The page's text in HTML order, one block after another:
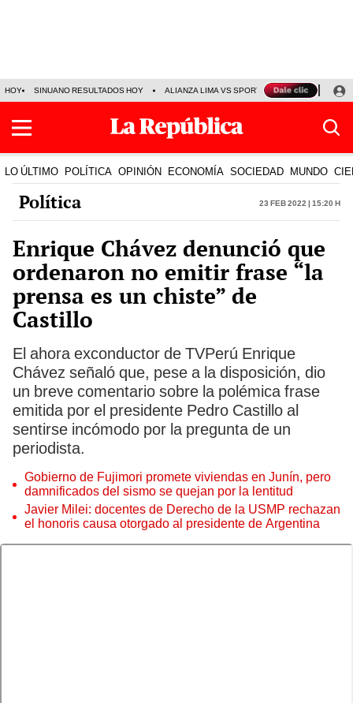
HOY SINUANO RESULTADOS HOY ALIANZA LIMA VS SPORT BOYS JORGE
LO ÚLTIMO POLÍTICA OPINIÓN ECONOMÍA SOCIEDAD MUNDO
Política 23 Feb 2022 | 15:20 h
Enrique Chávez denunció que
ordenaron no emitir frase “la
prensa es un chiste” de
Castillo
El ahora exconductor de TVPerú Enrique
Chávez señaló que, pese a la disposición, dio
un breve comentario sobre la polémica frase
emitida por el presidente Pedro Castillo al
sentirse incómodo por la pregunta de un
periodista.
Gobierno de Fujimori promete viviendas en Junín, pero
damnificados del sismo se quejan por la lentitud
Javier Milei: docentes de Derecho de la USMP rechazan
el honoris causa otorgado al presidente de Argentina